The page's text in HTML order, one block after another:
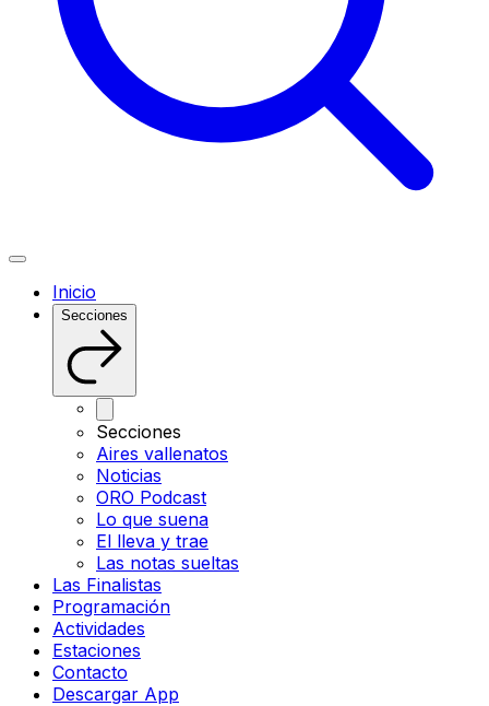
Inicio
Secciones
Secciones
Aires vallenatos
Noticias
ORO Podcast
Lo que suena
El lleva y trae
Las notas sueltas
Las Finalistas
Programación
Actividades
Estaciones
Contacto
Descargar App